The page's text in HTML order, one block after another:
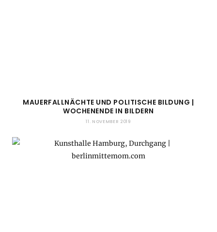
MAUERFALLNÄCHTE UND POLITISCHE BILDUNG |
WOCHENENDE IN BILDERN
11. NOVEMBER 2019